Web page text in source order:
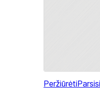
Peržiūrėti